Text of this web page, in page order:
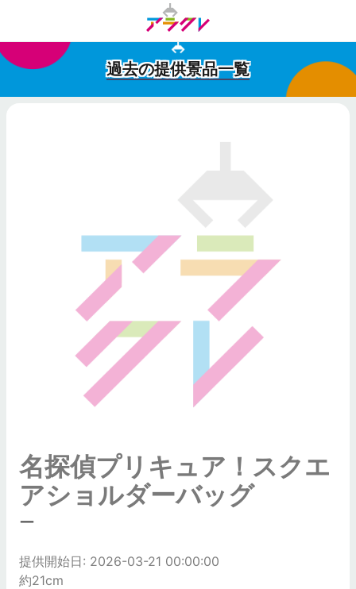
過去の提供景品一覧
名探偵プリキュア！スクエ
アショルダーバッグ
ー
提供開始日: 2026-03-21 00:00:00
約21cm